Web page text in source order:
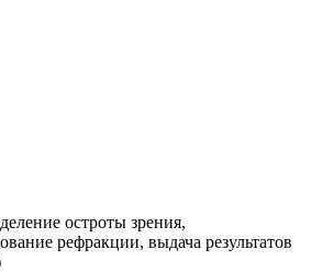
остроты зрения,
рефракции, выдача результатов